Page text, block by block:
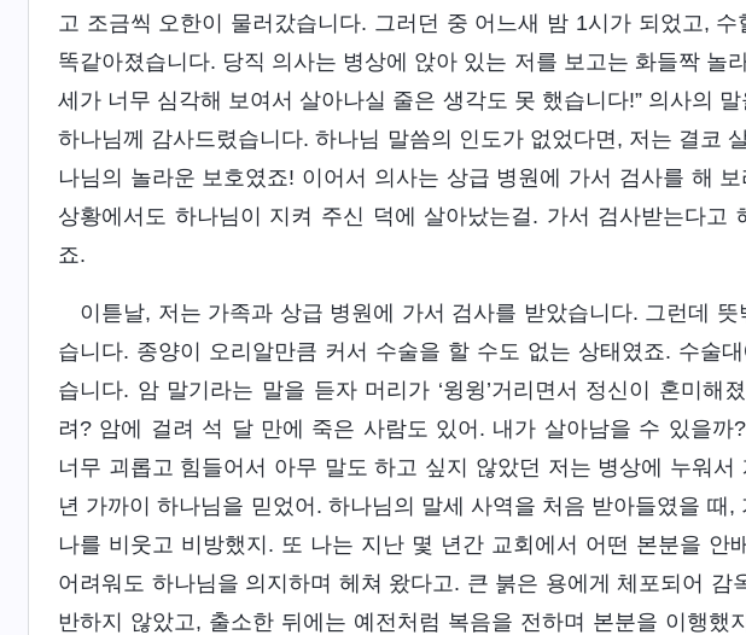
고 조금씩 오한이 물러갔습니다. 그러던 중 어느새 밤 1시가 되었고,
똑같아졌습니다. 당직 의사는 병상에 앉아 있는 저를 보고는 화들짝 놀
세가 너무 심각해 보여서 살아나실 줄은 생각도 못 했습니다!” 의사의
하나님께 감사드렸습니다. 하나님 말씀의 인도가 없었다면, 저는 결코
나님의 놀라운 보호였죠! 이어서 의사는 상급 병원에 가서 검사를 해
상황에서도 하나님이 지켜 주신 덕에 살아났는걸. 가서 검사받는다고
죠.
이튿날, 저는 가족과 상급 병원에 가서 검사를 받았습니다. 그런데
습니다. 종양이 오리알만큼 커서 수술을 할 수도 없는 상태였죠. 수술
습니다. 암 말기라는 말을 듣자 머리가 ‘윙윙’거리면서 정신이 혼미해
려? 암에 걸려 석 달 만에 죽은 사람도 있어. 내가 살아남을 수 있을까
너무 괴롭고 힘들어서 아무 말도 하고 싶지 않았던 저는 병상에 누워서
년 가까이 하나님을 믿었어. 하나님의 말세 사역을 처음 받아들였을 때
나를 비웃고 비방했지. 또 나는 지난 몇 년간 교회에서 어떤 본분을 안
어려워도 하나님을 의지하며 헤쳐 왔다고. 큰 붉은 용에게 체포되어 감
반하지 않았고, 출소한 뒤에는 예전처럼 복음을 전하며 본분을 이행했